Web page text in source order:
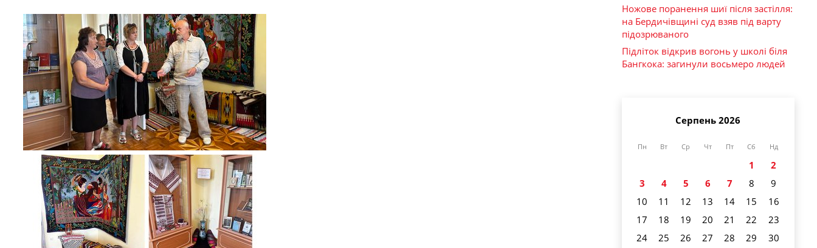
Ножове поранення шиї після застілля:
на Бердичівщині суд взяв під варту
підозрюваного
Підліток відкрив вогонь у школі біля
Бангкока: загинули восьмеро людей
Серпень 2026
Пн Вт Ср Чт Пт Сб Нд
1
2
3
4 5 6 7 8
9
10
11 12 13 14 15
16
17
18 19 20 21 22
23
24
25 26 27 28 29
30